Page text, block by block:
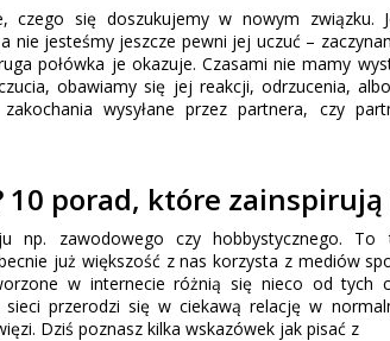
czego się doszukujemy w nowym związku.
nie jesteśmy jeszcze pewni jej uczuć –
połówka je okazuje. Czasami nie mamy
obawiamy się jej reakcji, odrzucenia,
wysyłane przez partnera, czy
10 porad, które
np. zawodowego czy hobbystycznego. To
już większość z nas korzysta z mediów
w internecie różnią się nieco od tych
przerodzi się w ciekawą relację w
Dziś poznasz kilka wskazówek jak pisać z